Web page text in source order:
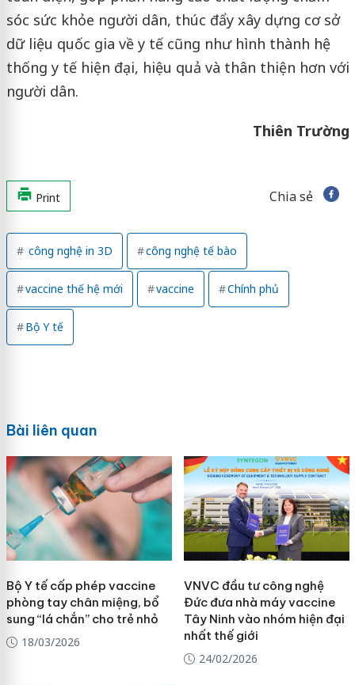
sóc sức khỏe người dân, thúc đẩy xây dựng cơ sở
dữ liệu quốc gia về y tế cũng như hình thành hệ
thống y tế hiện đại, hiệu quả và thân thiện hơn với
người dân.
Thiên Trường
Print Chia sẻ
công nghệ in 3D công nghệ tế bào
vaccine thế hệ mới vaccine Chính phủ
Bộ Y tế
Bài liên quan
Bộ Y tế cấp phép vaccine
phòng tay chân miệng, bổ
sung “lá chắn” cho trẻ nhỏ
18/03/2026
VNVC đầu tư công nghệ
Đức đưa nhà máy vaccine
Tây Ninh vào nhóm hiện đại
nhất thế giới
24/02/2026